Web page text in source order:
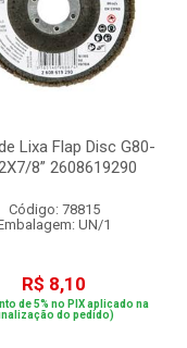
Lixa Flap Disc G80-
8” 2608619290
Código: 78815
UN/1
R$ 8,10
de 5% no PIX aplicado na
do pedido)